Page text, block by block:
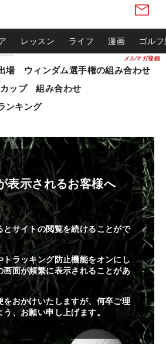
メルマガ登録
レッスン ライフ 漫画 ゴル
場 ウィンダム選手権の組み合わせ
ップ 組み合わせ
ンキング
表示されるお客様へ
とサイトの閲覧を続けることがで
トラッキング防止機能をオンにし
画面が頻繁に表示されることがあ
をおかけいたしますが、何卒ご理
う、お願い申し上げます。